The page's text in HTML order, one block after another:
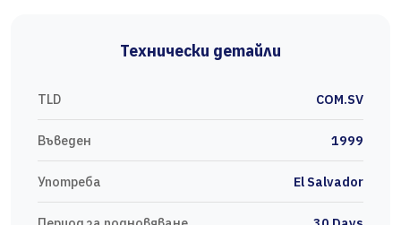
Технически детайли
TLD COM.SV
Въведен 1999
Употреба El Salvador